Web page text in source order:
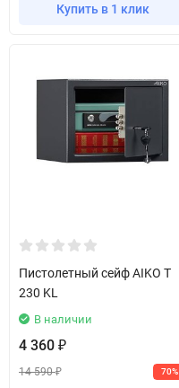
Купить в 1 клик
Пистолетный сейф AIKO T
230 KL
В наличии
4 360 ₽
14 590₽ 70%